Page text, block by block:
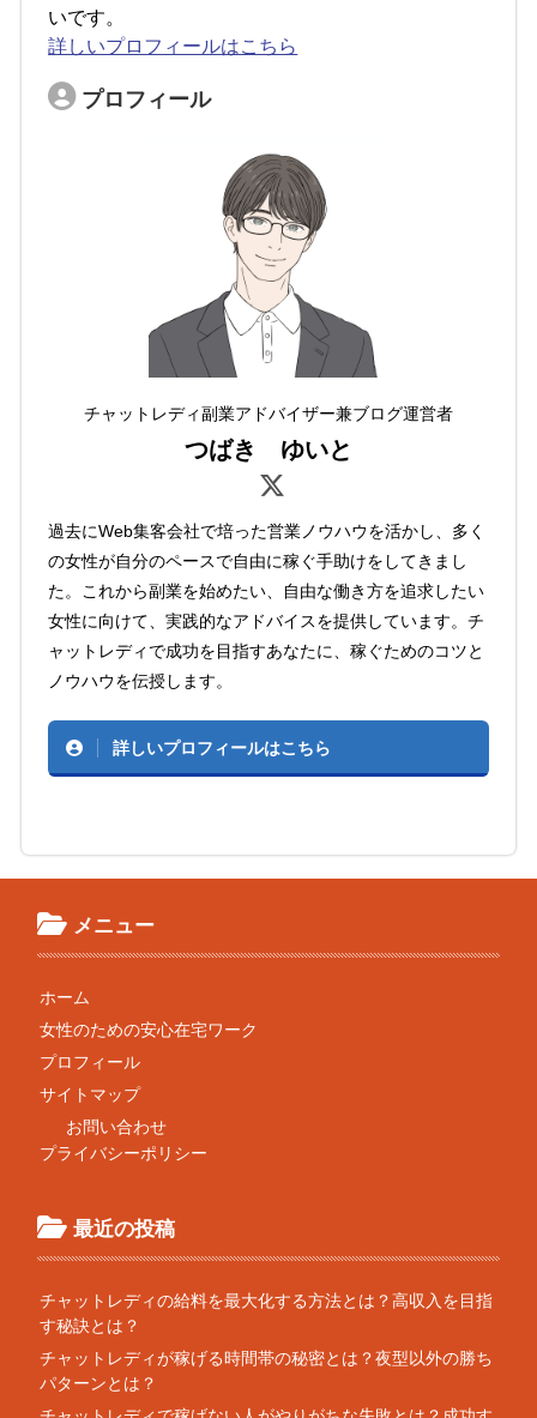
いです。
詳しいプロフィールはこちら
プロフィール
チャットレディ副業アドバイザー兼ブログ運営者
つばき ゆいと
過去にWeb集客会社で培った営業ノウハウを活かし、多く
の女性が自分のペースで自由に稼ぐ手助けをしてきまし
た。これから副業を始めたい、自由な働き方を追求したい
女性に向けて、実践的なアドバイスを提供しています。チ
ャットレディで成功を目指すあなたに、稼ぐためのコツと
ノウハウを伝授します。
詳しいプロフィールはこちら
メニュー
ホーム
女性のための安心在宅ワーク
プロフィール
サイトマップ
お問い合わせ
プライバシーポリシー
最近の投稿
チャットレディの給料を最大化する方法とは？高収入を目指
す秘訣とは？
チャットレディが稼げる時間帯の秘密とは？夜型以外の勝ち
パターンとは？